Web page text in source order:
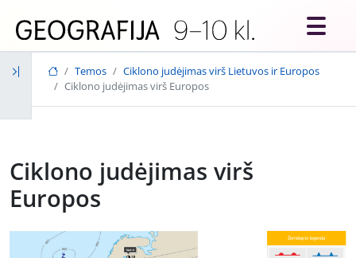
Temos
Ciklono judėjimas virš Lietuvos ir Europos
Ciklono judėjimas virš Europos
Ciklono judėjimas virš
Europos